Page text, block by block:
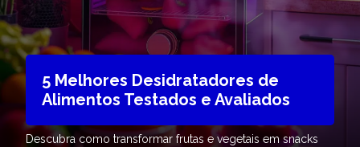
5 Melhores Desidratadores de
Alimentos Testados e Avaliados
Descubra como transformar frutas e vegetais em snacks